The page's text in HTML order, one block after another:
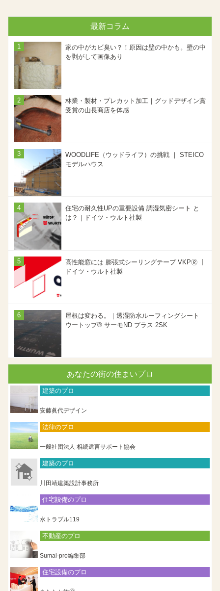
最新コラム
家の中がカビ臭い？！原因は壁の中かも。壁の中
を剥がして画像あり
林業・製材・プレカット加工｜グッドデザイン賞
受賞の山長商店を体感
WOODLIFE（ウッドライフ）の挑戦 ｜ STEICO
モデルハウス
住宅の耐久性UPの重要設備 調湿気密シート と
は？｜ドイツ・ウルト社製
高性能窓には 膨張式シーリングテープ VKP🄬 ｜
ドイツ・ウルト社製
屋根は変わる。｜透湿防水ルーフィングシート
ウートップ® サーモND プラス 2SK
あなたの街の住まいプロ
建築のプロ
安藤眞代デザイン
法律のプロ
一般社団法人 相続遺言サポート協会
建築のプロ
川田靖建築設計事務所
住宅設備のプロ
水トラブル119
不動産のプロ
Sumai-pro編集部
住宅設備のプロ